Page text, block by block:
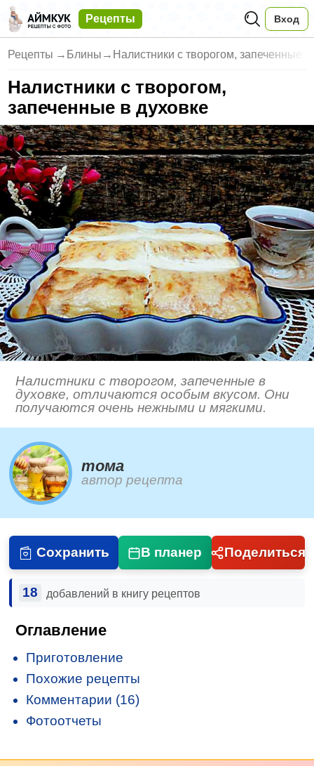
Рецепты Вход
Рецепты → Блины → Налистники с творогом, запеченные в
Налистники с творогом,
запеченные в духовке
Налистники с творогом, запеченные в
духовке, отличаются особым вкусом. Они
получаются очень нежными и мягкими.
тома
автор рецепта
Сохранить В планер Поделиться
18 добавлений в книгу рецептов
Оглавление
Приготовление
Похожие рецепты
Комментарии (16)
Фотоотчеты